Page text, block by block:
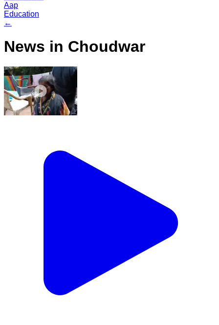
Aap
Education
←
News in Choudwar